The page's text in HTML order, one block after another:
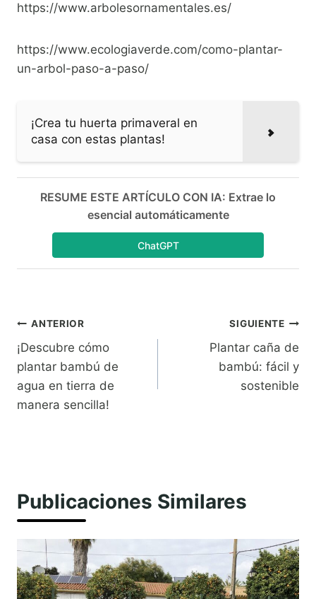
https://www.arbolesornamentales.es/
https://www.ecologiaverde.com/como-plantar-
un-arbol-paso-a-paso/
¡Crea tu huerta primaveral en
casa con estas plantas!
RESUME ESTE ARTÍCULO CON IA: Extrae lo
esencial automáticamente
ChatGPT
Navegación
de
entradas
ANTERIOR
¡Descubre cómo
plantar bambú de
agua en tierra de
manera sencilla!
SIGUIENTE
Plantar caña de
bambú: fácil y
sostenible
Publicaciones Similares